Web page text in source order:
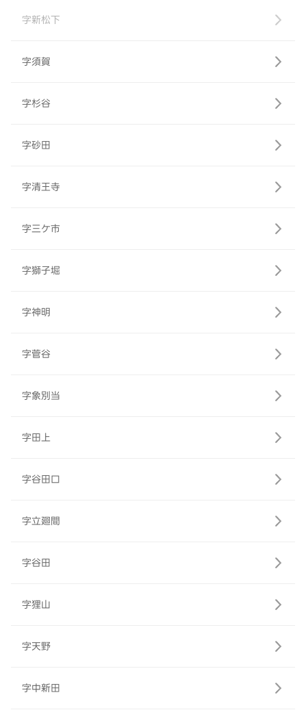
字新松下
字須賀
字杉谷
字砂田
字清王寺
字三ケ市
字獅子堀
字神明
字菅谷
字象別当
字田上
字谷田口
字立廻間
字谷田
字狸山
字天野
字中新田